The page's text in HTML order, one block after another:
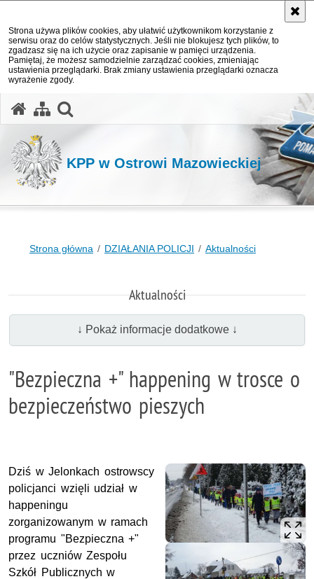
Strona używa plików cookies, aby ułatwić użytkownikom korzystanie z
serwisu oraz do celów statystycznych. Jeśli nie blokujesz tych plików, to
zgadzasz się na ich użycie oraz zapisanie w pamięci urządzenia.
Pamiętaj, że możesz samodzielnie zarządzać cookies, zmieniając
ustawienia przeglądarki. Brak zmiany ustawienia przeglądarki oznacza
wyrażenie zgody.
KPP w Ostrowi Mazowieckiej
Strona główna DZIAŁANIA POLICJI Aktualności
Aktualności
↓ Pokaż informacje dodatkowe ↓
"Bezpieczna +" happening w trosce o
bezpieczeństwo pieszych
Dziś w Jelonkach ostrowscy
policjanci wzięli udział w
happeningu
zorganizowanym w ramach
programu "Bezpieczna +"
przez uczniów Zespołu
Szkół Publicznych w